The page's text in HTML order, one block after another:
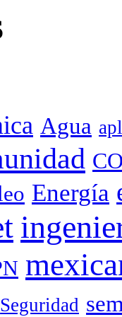
Agua
Energía
Seguridad